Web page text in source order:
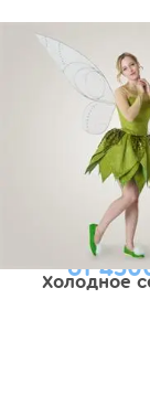
Холодное
от